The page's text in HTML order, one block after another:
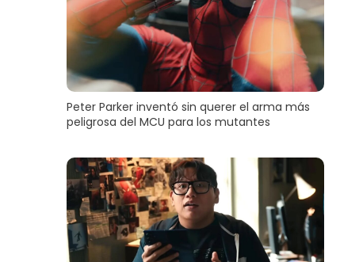
Peter Parker inventó sin querer el arma más
peligrosa del MCU para los mutantes